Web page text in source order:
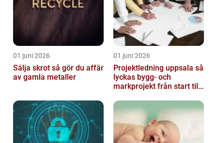
01 juni 2026
Sälja skrot så gör du affär
av gamla metaller
01 juni 2026
Projektledning uppsala så
lyckas bygg- och
markprojekt från start till